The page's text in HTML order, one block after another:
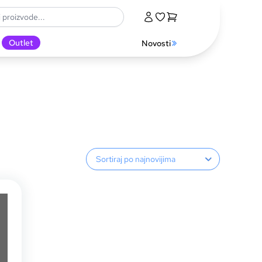
Outlet Novosti
Sortiranje proizvoda